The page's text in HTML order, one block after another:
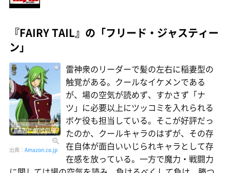
『FAIRY TAIL』の「フリード・ジャスティー
ン」
出典： Amazon.co.jp
雷神衆のリーダーで髪の左右に稲妻型の
触覚がある。クールなイケメンである
が、場の空気が読めず、すかさず「ナ
ツ」に必要以上にツッコミを入れられる
ボケ役も担当している。そこが好評だっ
たのか、クールキャラのはずが、その存
在自体が面白いいじられキャラとして存
在感を放っている。一方で魔力・戦闘力